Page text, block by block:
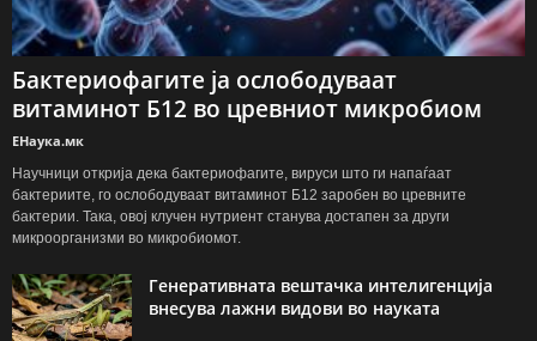
Бактериофагите ја ослободуваат
витаминот Б12 во цревниот микробиом
ЕНаука.мк
Научници открија дека бактериофагите, вируси што ги напаѓаат
бактериите, го ослободуваат витаминот Б12 заробен во цревните
бактерии. Така, овој клучен нутриент станува достапен за други
микроорганизми во микробиомот.
Генеративната вештачка интелигенција
внесува лажни видови во науката